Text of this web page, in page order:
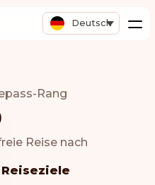
Deutsch
Rang
Reise nach
Reiseziele